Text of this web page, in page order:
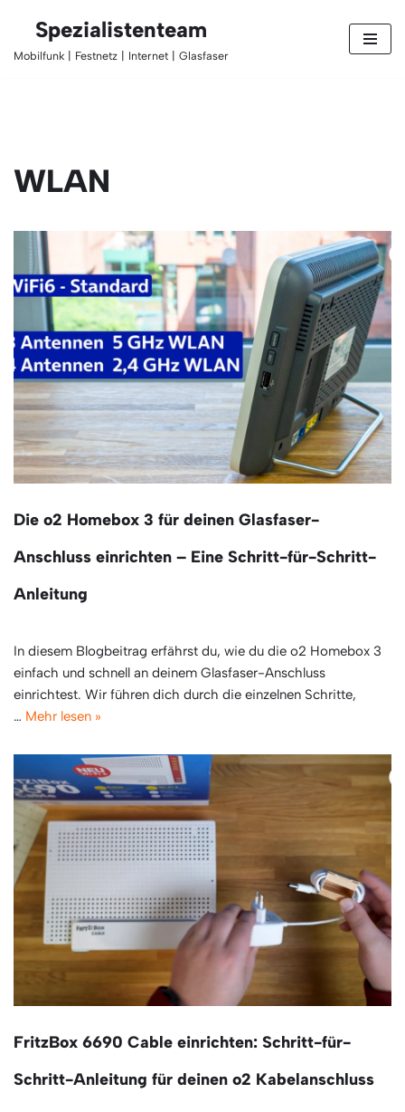
Zum
Spezialistenteam
Mobilfunk | Festnetz | Internet | Glasfaser
WLAN
Die o2 Homebox 3 für deinen Glasfaser-
Anschluss einrichten – Eine Schritt-für-Schritt-
Anleitung
In diesem Blogbeitrag erfährst du, wie du die o2 Homebox 3
einfach und schnell an deinem Glasfaser-Anschluss
einrichtest. Wir führen dich durch die einzelnen Schritte,
… Mehr lesen »
FritzBox 6690 Cable einrichten: Schritt-für-
Schritt-Anleitung für deinen o2 Kabelanschluss